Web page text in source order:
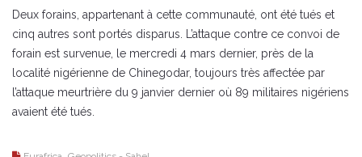
Deux forains, appartenant à cette communauté, ont été tués et
cinq autres sont portés disparus. L’attaque contre ce convoi de
forain est survenue, le mercredi 4 mars dernier, près de la
localité nigérienne de Chinegodar, toujours très affectée par
l’attaque meurtrière du 9 janvier dernier où 89 militaires nigériens
avaient été tués.